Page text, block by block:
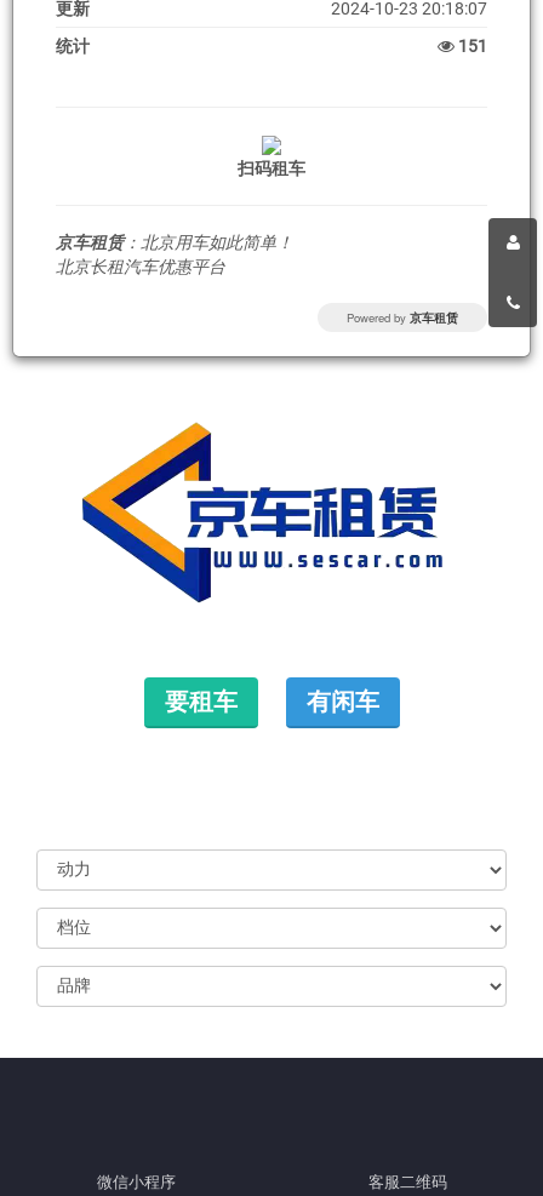
更新
2024-10-23 20:18:07
统计
151
扫码租车
京车租赁：北京用车如此简单！
北京长租汽车优惠平台
Powered by 京车租赁
要租车 有闲车
微信小程序 客服二维码